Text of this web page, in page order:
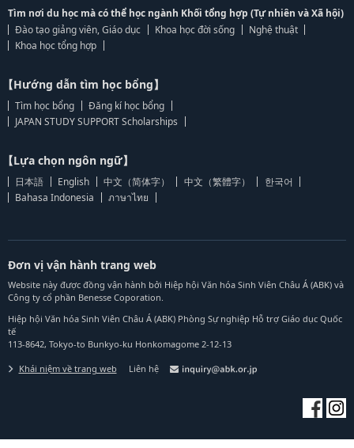
Tìm nơi du học mà có thể học ngành Khối tổng hợp (Tự nhiên và Xã hội)
Đào tạo giảng viên, Giáo dục
Khoa học đời sống
Nghệ thuật
Khoa học tổng hợp
【Hướng dẫn tìm học bổng】
Tìm học bổng
Đăng kí học bổng
JAPAN STUDY SUPPORT Scholarships
【Lựa chọn ngôn ngữ】
日本語 English 中文（简体字） 中文（繁體字）
한국어
Bahasa Indonesia
ภาษาไทย
Đơn vị vận hành trang web
Website này được đồng vận hành bởi Hiệp hội Văn hóa Sinh Viên Châu Á (ABK) và
Công ty cổ phần Benesse Coporation.
Hiệp hội Văn hóa Sinh Viên Châu Á (ABK) Phòng Sự nghiệp Hỗ trợ Giáo dục Quốc
tế
113-8642, Tokyo-to Bunkyo-ku Honkomagome 2-12-13
Khái niệm về trang web Liên hệ